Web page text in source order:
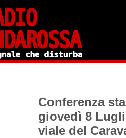
Conferenza
giovedì 8
viale del